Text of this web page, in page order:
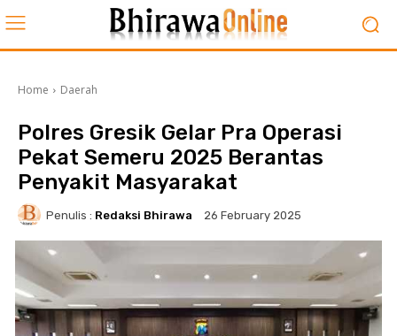
Home Daerah
Polres Gresik Gelar Pra Operasi
Pekat Semeru 2025 Berantas
Penyakit Masyarakat
Penulis : Redaksi Bhirawa 26 February 2025